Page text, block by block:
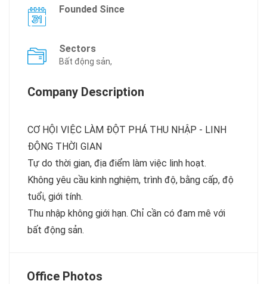
Founded Since
Sectors
Bất động sản,
Company Description
CƠ HỘI VIỆC LÀM ĐỘT PHÁ THU NHẬP - LINH
ĐỘNG THỜI GIAN
Tự do thời gian, địa điểm làm việc linh hoạt.
Không yêu cầu kinh nghiệm, trình độ, bằng cấp, độ
tuổi, giới tính.
Thu nhập không giới hạn. Chỉ cần có đam mê với
bất động sản.
Office Photos